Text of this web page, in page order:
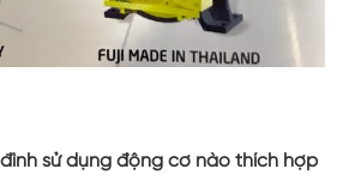
sử dụng động cơ nào thích hợp